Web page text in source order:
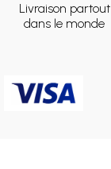
Livraison partout
dans le monde